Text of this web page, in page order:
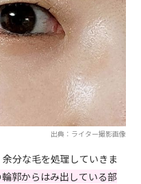
出典：ライター撮影画像
分な毛を処理していきま
郭からはみ出している部